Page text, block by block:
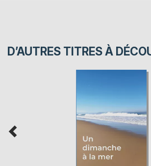
D’AUTRES TITRES À